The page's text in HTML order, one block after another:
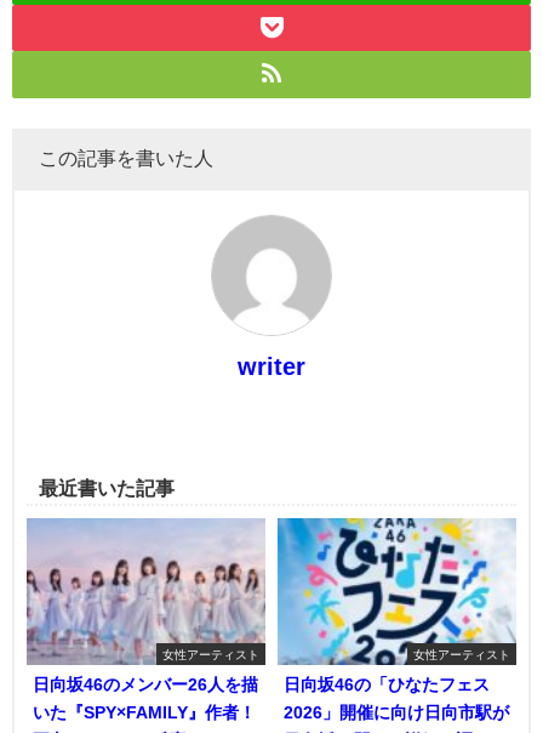
この記事を書いた人
writer
最近書いた記事
女性アーティスト
日向坂46のメンバー26人を描
いた『SPY×FAMILY』作者！
女性アーティスト
日向坂46の「ひなたフェス
2026」開催に向け日向市駅が